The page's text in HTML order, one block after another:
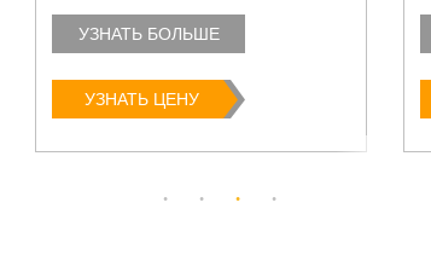
УЗНАТЬ БОЛЬШЕ
УЗНАТЬ ЦЕНУ